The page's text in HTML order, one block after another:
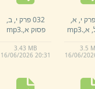
א,
א,.
mp3
3.5
16/06/
032 פרק י,
ב,
פסוק א,.
mp3
3.43 MB
16/06/2026 20:31